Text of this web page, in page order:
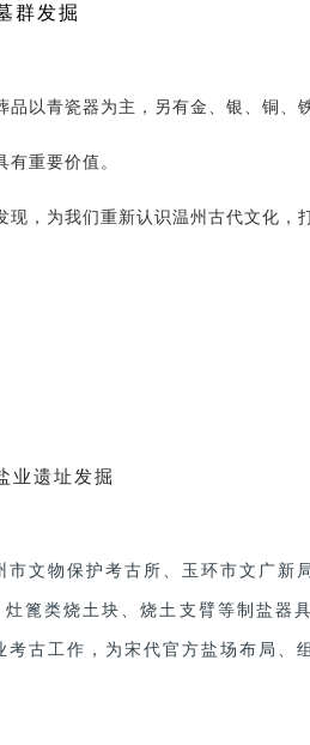
群发掘
以青瓷器为主，另有金、银、铜、
重要价值。
，为我们重新认识温州古代文化，
业遗址发掘
文物保护考古所、玉环市文广新
类烧土块、烧土支臂等制盐器
古工作，为宋代官方盐场布局、